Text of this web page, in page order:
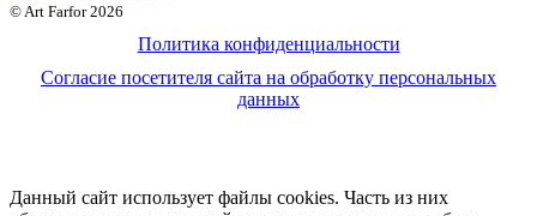
© Art Farfor 2026
Политика конфиденциальности
Согласие посетителя сайта на обработку персональных
данных
Данный сайт использует файлы cookies. Часть из них